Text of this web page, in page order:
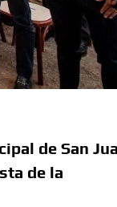
de San
de la